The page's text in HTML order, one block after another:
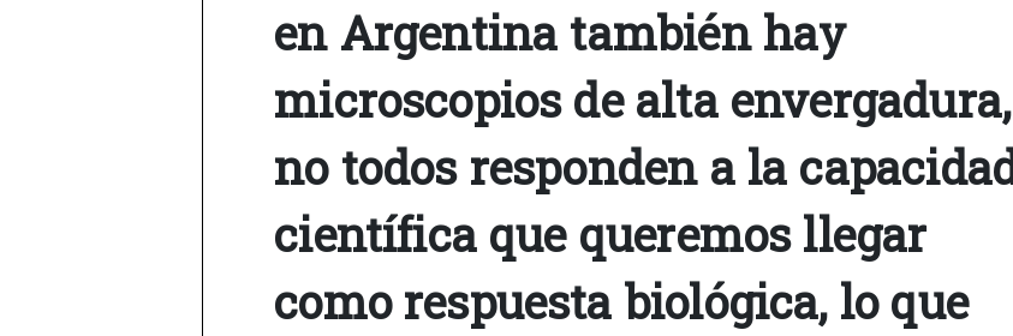
en Argentina también hay
microscopios de alta envergadura,
no todos responden a la
científica que queremos llegar
como respuesta biológica, lo que